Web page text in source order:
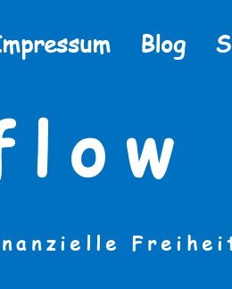
Blog